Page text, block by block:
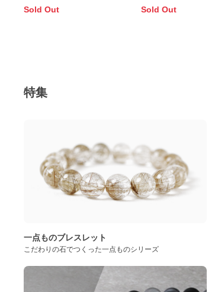
Sold Out Sold Out
特集
一点ものブレスレット
こだわりの石でつくった一点ものシリーズ